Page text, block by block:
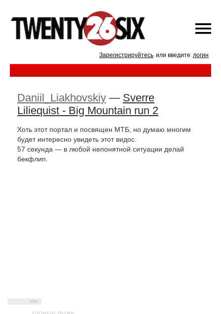
Зарегистрируйтесь или введите логин
Daniil_Liakhovskiy — Sverre
Liliequist - Big Mountain run 2
Хоть этот портал и посвящен МТБ, но думаю многим
будет интересно увидеть этот видос.
57 секунда — в любой непонятной ситуации делай
бекфлип.